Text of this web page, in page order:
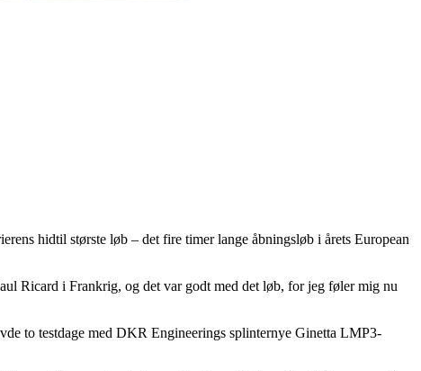
hidtil største løb – det fire timer lange åbningsløb i årets European
Ricard i Frankrig, og det var godt med det løb, for jeg føler mig nu
to testdage med DKR Engineerings splinternye Ginetta LMP3-